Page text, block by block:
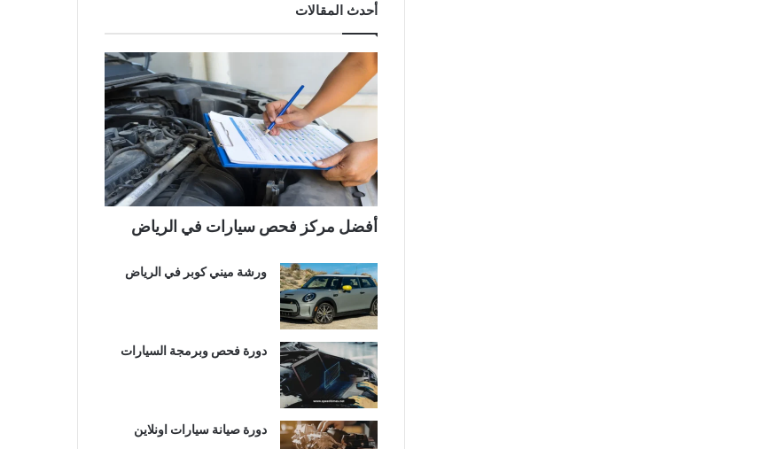
أحدث المقالات
أفضل مركز فحص سيارات في الرياض
ورشة ميني كوبر في الرياض
دورة فحص وبرمجة السيارات
دورة صيانة سيارات اونلاين